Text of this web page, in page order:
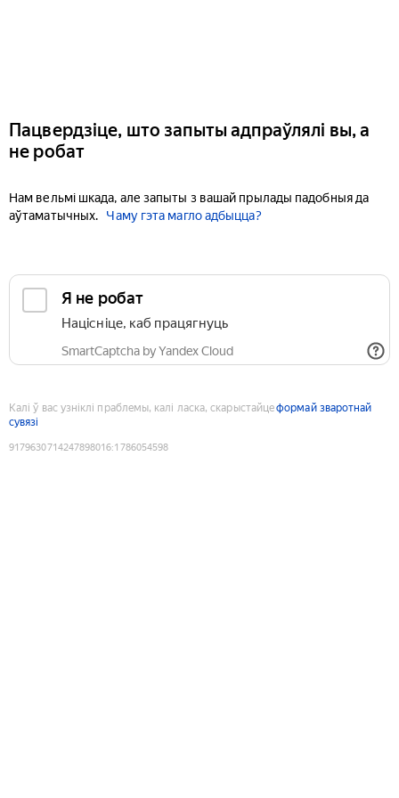
Пацвердзіце, што запыты адпраўлялі вы, а
не робат
Нам вельмі шкада, але запыты з вашай прылады падобныя да
аўтаматычных.
Чаму гэта магло адбыцца?
Я не робат
Націсніце, каб працягнуць
SmartCaptcha by Yandex Cloud
Калі ў вас узніклі праблемы, калі ласка, скарыстайцеформай зваротнай
сувязі
9179630714247898016:1786054598